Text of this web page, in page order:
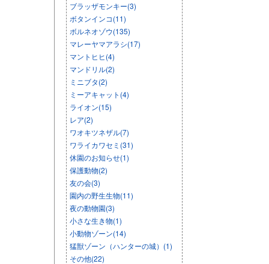
ブラッザモンキー(3)
ボタンインコ(11)
ボルネオゾウ(135)
マレーヤマアラシ(17)
マントヒヒ(4)
マンドリル(2)
ミニブタ(2)
ミーアキャット(4)
ライオン(15)
レア(2)
ワオキツネザル(7)
ワライカワセミ(31)
休園のお知らせ(1)
保護動物(2)
友の会(3)
園内の野生生物(11)
夜の動物園(3)
小さな生き物(1)
小動物ゾーン(14)
猛獣ゾーン（ハンターの城）(1)
その他(22)